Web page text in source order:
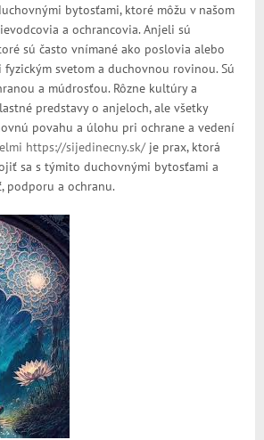
bytosťami, ktoré môžu v našom
a ochrancovia. Anjeli sú
sú často vnímané ako poslovia alebo
svetom a duchovnou rovinou. Sú
a múdrosťou. Rôzne kultúry a
predstavy o anjeloch, ale všetky
povahu a úlohu pri ochrane a vedení
https://sijedinecny.sk/je prax, ktorá
sa s týmito duchovnými bytosťami a
podporu a ochranu.